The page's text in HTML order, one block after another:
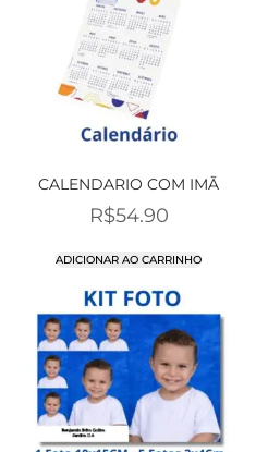
CALENDARIO COM IMÃ
R$54.90
ADICIONAR AO CARRINHO